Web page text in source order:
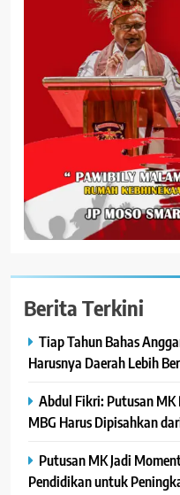
Berita Terkini
Tiap Tahun Bahas
Harusnya Daerah Lebih
Abdul Fikri: Putusan
MBG Harus Dipisahkan
Putusan MK Jadi
Pendidikan untuk